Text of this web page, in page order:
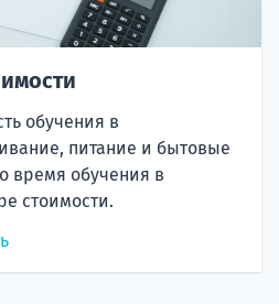
обучения в
питание и бытовые
время обучения в
стоимости.